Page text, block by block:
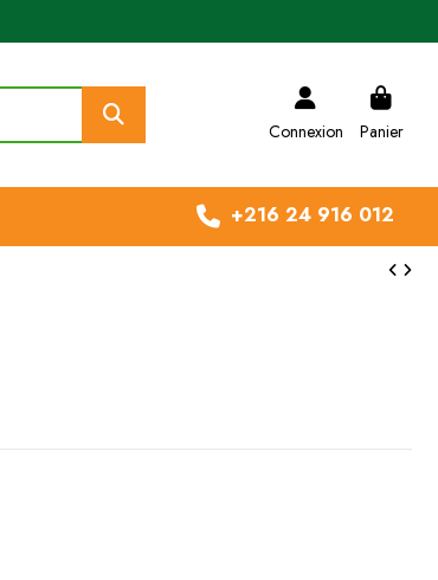
Connexion Panier
+216 24 916 012